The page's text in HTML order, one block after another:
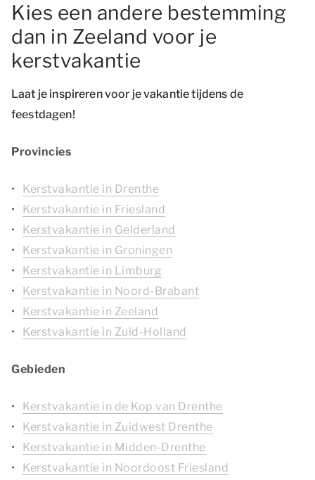
Kies een andere bestemming
dan in Zeeland voor je
kerstvakantie
Laat je inspireren voor je vakantie tijdens de
feestdagen!
Provincies
Kerstvakantie in Drenthe
Kerstvakantie in Friesland
Kerstvakantie in Gelderland
Kerstvakantie in Groningen
Kerstvakantie in Limburg
Kerstvakantie in Noord-Brabant
Kerstvakantie in Zeeland
Kerstvakantie in Zuid-Holland
Gebieden
Kerstvakantie in de Kop van Drenthe
Kerstvakantie in Zuidwest Drenthe
Kerstvakantie in Midden-Drenthe
Kerstvakantie in Noordoost Friesland